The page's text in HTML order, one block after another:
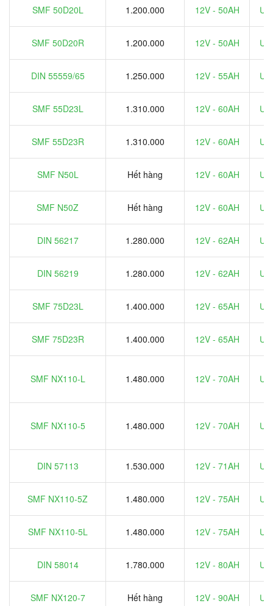
SMF 50D20L 1.200.000 12V - 50AH
SMF 50D20R 1.200.000 12V - 50AH
DIN 55559/65 1.250.000 12V - 55AH
SMF 55D23L 1.310.000 12V - 60AH
SMF 55D23R 1.310.000 12V - 60AH
SMF N50L Hết hàng 12V - 60AH
SMF N50Z Hết hàng 12V - 60AH
DIN 56217 1.280.000 12V - 62AH
DIN 56219 1.280.000 12V - 62AH
SMF 75D23L 1.400.000 12V - 65AH
SMF 75D23R 1.400.000 12V - 65AH
SMF NX110-L 1.480.000 12V - 70AH
SMF NX110-5 1.480.000 12V - 70AH
DIN 57113 1.530.000 12V - 71AH
SMF NX110-5Z 1.480.000 12V - 75AH
SMF NX110-5L 1.480.000 12V - 75AH
DIN 58014 1.780.000 12V - 80AH
SMF NX120-7 Hết hàng 12V - 90AH